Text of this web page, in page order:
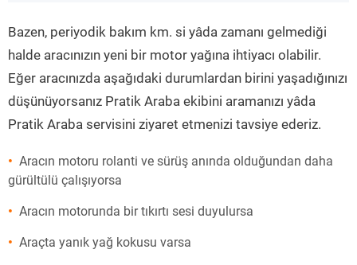
Bazen, periyodik bakım km. si yâda zamanı gelmediği
halde aracınızın yeni bir motor yağına ihtiyacı olabilir.
Eğer aracınızda aşağıdaki durumlardan birini yaşadığınızı
düşünüyorsanız Pratik Araba ekibini aramanızı yâda
Pratik Araba servisini ziyaret etmenizi tavsiye ederiz.
Aracın motoru rolanti ve sürüş anında olduğundan daha
gürültülü çalışıyorsa
Aracın motorunda bir tıkırtı sesi duyulursa
Araçta yanık yağ kokusu varsa